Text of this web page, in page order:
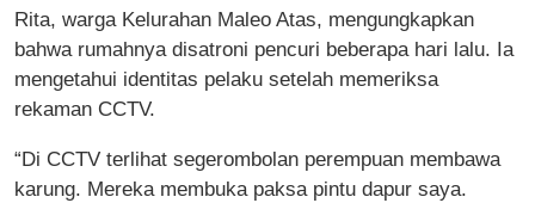
Rita, warga Kelurahan Maleo Atas, mengungkapkan
bahwa rumahnya disatroni pencuri beberapa hari lalu. Ia
mengetahui identitas pelaku setelah memeriksa
rekaman CCTV.
“Di CCTV terlihat segerombolan perempuan membawa
karung. Mereka membuka paksa pintu dapur saya.